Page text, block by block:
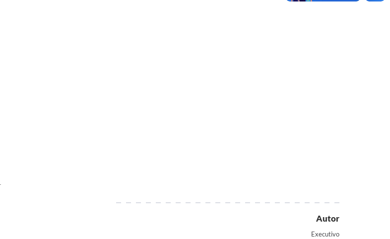
Autor
Executivo